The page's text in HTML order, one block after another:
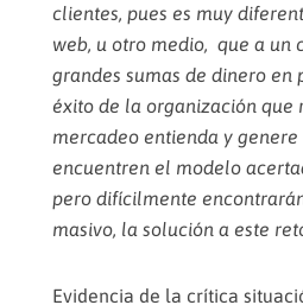
clientes, pues es muy
web, u otro medio, que a un
grandes sumas de dinero
éxito de la organización que
mercadeo entienda y genere
encuentren el modelo
pero difícilmente
masivo, la solución a este
Evidencia de la crítica